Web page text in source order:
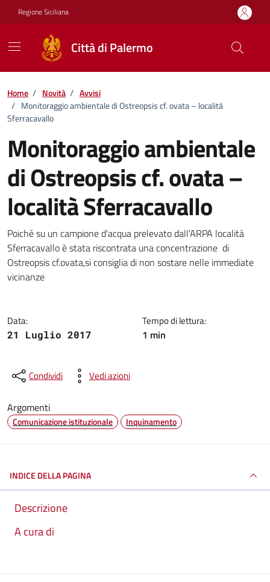
Vai ai contenuti
Vai al footer
Regione Siciliana
Città di Palermo
Home / Novità / Avvisi
/ Monitoraggio ambientale di Ostreopsis cf. ovata – località
Sferracavallo
Monitoraggio ambientale
di Ostreopsis cf. ovata –
località Sferracavallo
Dettagli della notizia
Poiché su un campione d'acqua prelevato dall'ARPA località
Sferracavallo è stata riscontrata una concentrazione di
Ostreopsis cf.ovata,si consiglia di non sostare nelle immediate
vicinanze
Data:
21 Luglio 2017
Tempo di lettura:
1 min
Condividi Vedi azioni
Argomenti
Comunicazione istituzionale Inquinamento
INDICE DELLA PAGINA
Descrizione
A cura di